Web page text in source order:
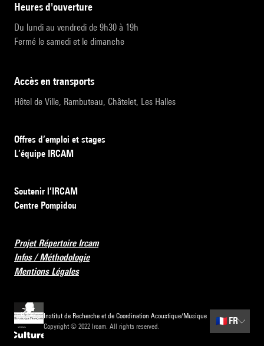
heures d'ouverture
Du lundi au vendredi de 9h30 à 19h
Fermé le samedi et le dimanche
accès en transports
Hôtel de Ville, Rambuteau, Châtelet, Les Halles
Offres d’emploi et stages
L’équipe IRCAM
Soutenir l’IRCAM
Centre Pompidou
Projet Répertoire Ircam
Infos / Méthodologie
Mentions Légales
Institut de Recherche et de Coordination Acoustique/Musique
Copyright © 2022 Ircam. All rights reserved.
🇫🇷 FR